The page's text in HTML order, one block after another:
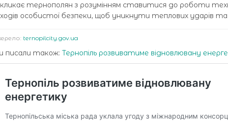
тернополян з розумінням ставитися до роботи
особистої безпеки, щоб уникнути теплових ударів
ternopilcity.gov.ua
писали також: Тернопіль розвиватиме відновлювану